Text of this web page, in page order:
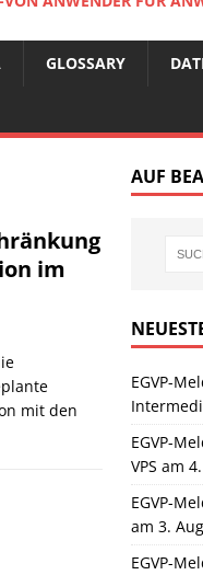
GLOSSARY
im
mit den
AUF
EGVP-
EGVP-
VPS am
EGVP-
am 3.
EGVP-